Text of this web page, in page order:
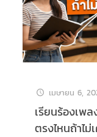
เมษายน 6,
เรียนร้องเพ
ตรงไหนถ้าไ